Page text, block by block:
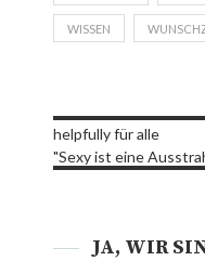
WISSEN
helpfully für alle
"Sexy ist eine
JA, WIR